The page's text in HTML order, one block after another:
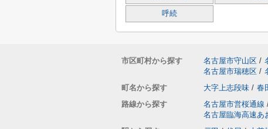
呼続
市区町村から探す 名古屋市守山区 /
名古屋市瑞穂区 /
町名から探す
大字上志段味 / 春
路線から探す
名古屋市営桜通線
名古屋臨海高速あ